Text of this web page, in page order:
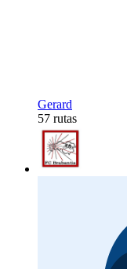
Gerard
57 rutas